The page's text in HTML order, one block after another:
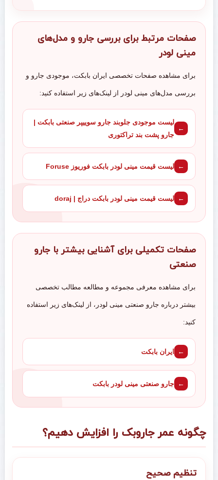
صفحات مرتبط برای بررسی جارو و مدل‌های
مینی لودر
برای مشاهده صفحات تخصصی ایران بابکت، موجودی جارو و
بررسی مدل‌های مینی لودر از لینک‌های زیر استفاده کنید:
لیست موجودی جلوبند جارو سوییپر صنعتی بابکت |
جارو پشت بند تراکتوری
لیست قیمت مینی لودر بابکت فوریوز Foruse
لیست قیمت مینی لودر بابکت دراج | doraj
صفحات تکمیلی برای آشنایی بیشتر با جارو
صنعتی
برای مشاهده معرفی مجموعه و مطالعه مطالب تخصصی
بیشتر درباره جارو صنعتی مینی لودر، از لینک‌های زیر استفاده
کنید:
ایران بابکت
جارو صنعتی مینی لودر بابکت
چگونه عمر جاروبک را افزایش دهیم؟
تنظیم صحیح